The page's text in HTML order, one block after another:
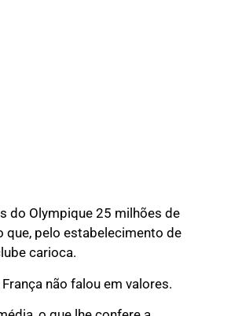
do Olympique 25 milhões de
que, pelo estabelecimento de
carioca.
não falou em valores.